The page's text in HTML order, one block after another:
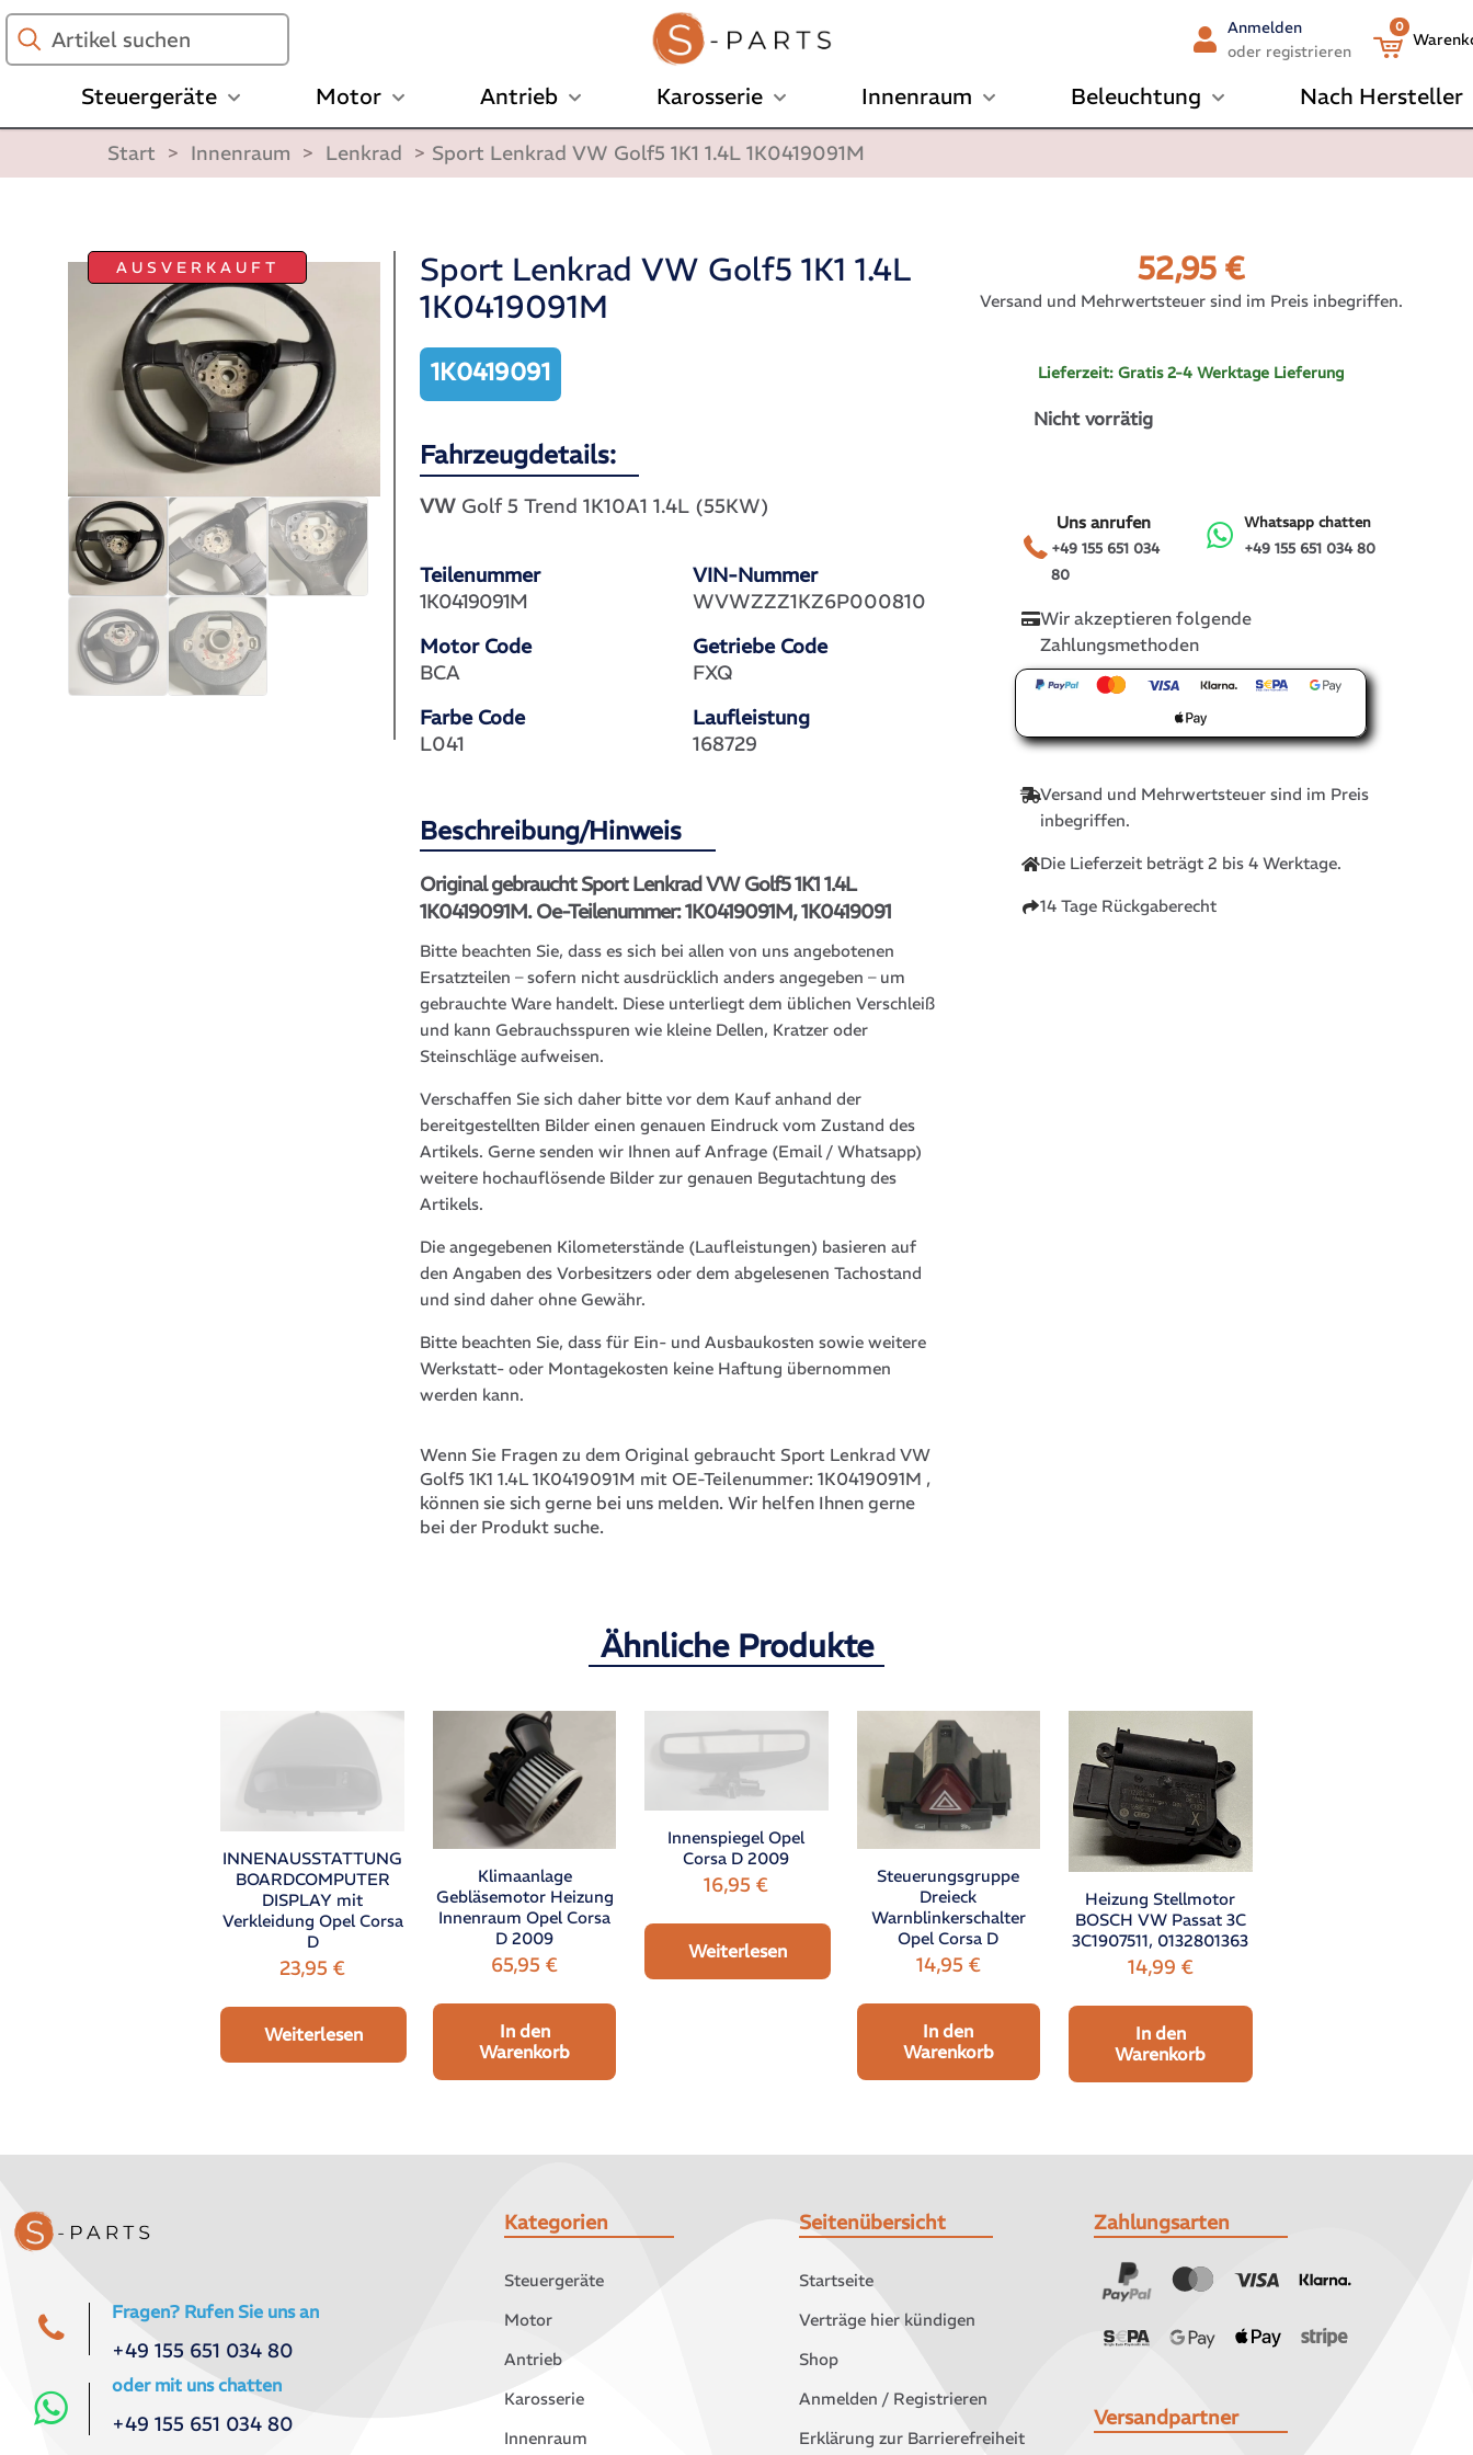
Artikel
suchen
Anmelden
oder registrieren
0
Steuergeräte Motor Antrieb Karosserie Innenraum Beleuchtung Nach Hersteller
Start > Innenraum > Lenkrad > Sport Lenkrad VW Golf5 1K1 1.4L 1K0419091M
AUSVERKAUFT
Sport Lenkrad VW Golf5 1K1 1.4L
1K0419091M
1K0419091
Fahrzeugdetails:
VW Golf 5 Trend 1K10A1 1.4L (55KW)
Teilenummer
VIN-Nummer
1K0419091M
WVWZZZ1KZ6P000810
Motor Code
Getriebe Code
BCA
FXQ
Farbe Code
Laufleistung
L041
168729
Beschreibung/Hinweis
Original gebraucht Sport Lenkrad VW Golf5 1K1 1.4L
1K0419091M. Oe-Teilenummer: 1K0419091M, 1K0419091
Bitte beachten Sie, dass es sich bei allen von uns angebotenen
Ersatzteilen – sofern nicht ausdrücklich anders angegeben – um
gebrauchte Ware handelt. Diese unterliegt dem üblichen Verschleiß
und kann Gebrauchsspuren wie kleine Dellen, Kratzer oder
Steinschläge aufweisen.
Verschaffen Sie sich daher bitte vor dem Kauf anhand der
bereitgestellten Bilder einen genauen Eindruck vom Zustand des
Artikels. Gerne senden wir Ihnen auf Anfrage (Email / Whatsapp)
weitere hochauflösende Bilder zur genauen Begutachtung des
Artikels.
Die angegebenen Kilometerstände (Laufleistungen) basieren auf
den Angaben des Vorbesitzers oder dem abgelesenen Tachostand
und sind daher ohne Gewähr.
Bitte beachten Sie, dass für Ein- und Ausbaukosten sowie weitere
Werkstatt- oder Montagekosten keine Haftung übernommen
werden kann.
Wenn Sie Fragen zu dem Original gebraucht Sport Lenkrad VW
Golf5 1K1 1.4L 1K0419091M mit OE-Teilenummer:1K0419091M ,
können sie sich gerne bei uns melden. Wir helfen Ihnen gerne
bei der Produkt suche.
52,95 €
Versand und Mehrwertsteuer sind im Preis inbegriffen.
Lieferzeit:Gratis 2-4 Werktage Lieferung
Nicht vorrätig
+49 155 651 034
80
Uns anrufen
+49 155 651 034 80
Whatsapp chatten
Wir akzeptieren folgende
Zahlungsmethoden
Versand und Mehrwertsteuer sind im Preis
inbegriffen.
Die Lieferzeit beträgt 2 bis 4 Werktage.
14 Tage Rückgaberecht
Ähnliche Produkte
INNENAUSSTATTUNG
BOARDCOMPUTER
DISPLAY mit
Verkleidung Opel Corsa
D
23,95€
Weiterlesen
Klimaanlage
Gebläsemotor Heizung
Innenraum Opel Corsa
D 2009
65,95 €
In den
Warenkorb
Innenspiegel Opel
Corsa D 2009
16,95€
Weiterlesen
Steuerungsgruppe
Dreieck
Warnblinkerschalter
Opel Corsa D
14,95 €
In den
Warenkorb
Heizung Stellmotor
BOSCH VW Passat 3C
3C1907511, 0132801363
14,99 €
In den
Warenkorb
Fragen? Rufen Sie uns an
+49 155 651 034 80
oder mit uns chatten
+49 155 651 034 80
Kategorien
Steuergeräte
Motor
Antrieb
Karosserie
Innenraum
Seitenübersicht
Startseite
Verträge hier kündigen
Shop
Anmelden / Registrieren
Erklärung zur Barrierefreiheit
Zahlungsarten
Versandpartner